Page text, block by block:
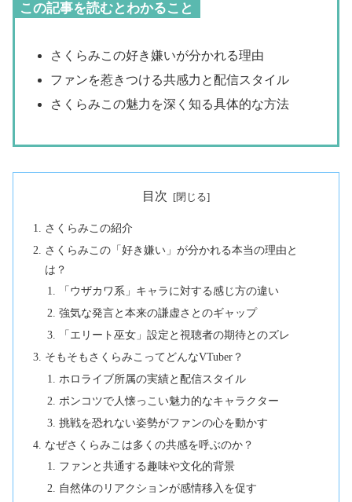
この記事を読むとわかること
さくらみこの好き嫌いが分かれる理由
ファンを惹きつける共感力と配信スタイル
さくらみこの魅力を深く知る具体的な方法
目次
さくらみこの紹介
さくらみこの「好き嫌い」が分かれる本当の理由と
は？
「ウザカワ系」キャラに対する感じ方の違い
強気な発言と本来の謙虚さとのギャップ
「エリート巫女」設定と視聴者の期待とのズレ
そもそもさくらみこってどんなVTuber？
ホロライブ所属の実績と配信スタイル
ポンコツで人懐っこい魅力的なキャラクター
挑戦を恐れない姿勢がファンの心を動かす
なぜさくらみこは多くの共感を呼ぶのか？
ファンと共通する趣味や文化的背景
自然体のリアクションが感情移入を促す